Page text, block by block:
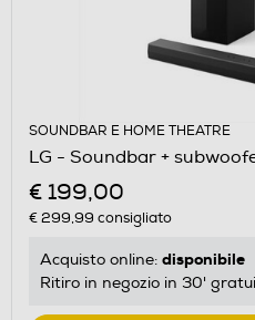
SOUNDBAR E HOME THEATRE
LG - Soundbar +
€ 199,00
€ 299,99 consigliato
Acquisto online: disponibile
Ritiro in negozio in 30'